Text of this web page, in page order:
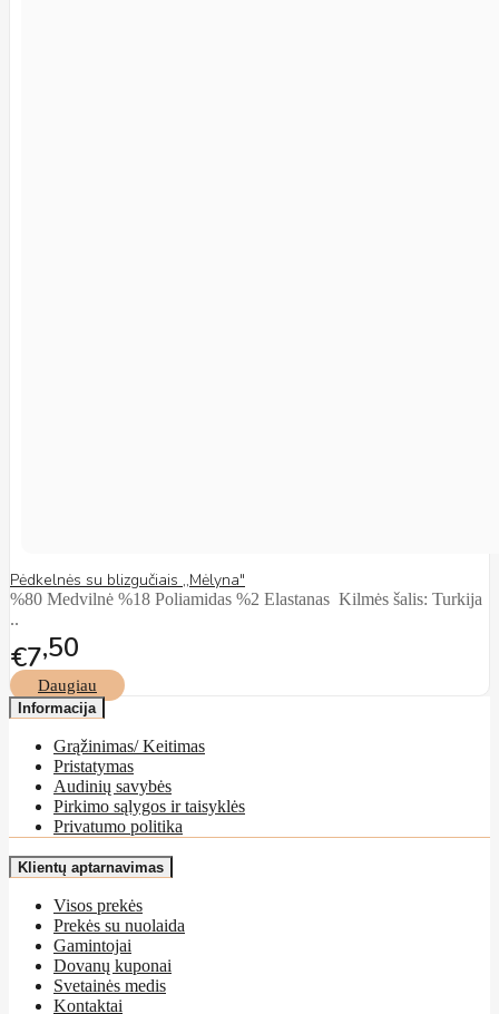
Pėdkelnės su blizgučiais ,,Mėlyna"
%80 Medvilnė %18 Poliamidas %2 Elastanas Kilmės šalis: Turkija
..
€7 50
Daugiau
Informacija
Grąžinimas/ Keitimas
Pristatymas
Audinių savybės
Pirkimo sąlygos ir taisyklės
Privatumo politika
Klientų aptarnavimas
Visos prekės
Prekės su nuolaida
Gamintojai
Dovanų kuponai
Svetainės medis
Kontaktai